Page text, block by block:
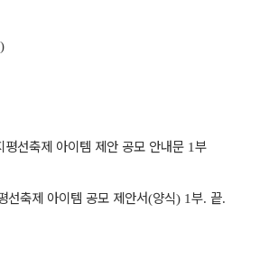
)
평선축제 아이템 제안 공모 안내문 1부
선축제 아이템 공모 제안서(양식) 1부. 끝.